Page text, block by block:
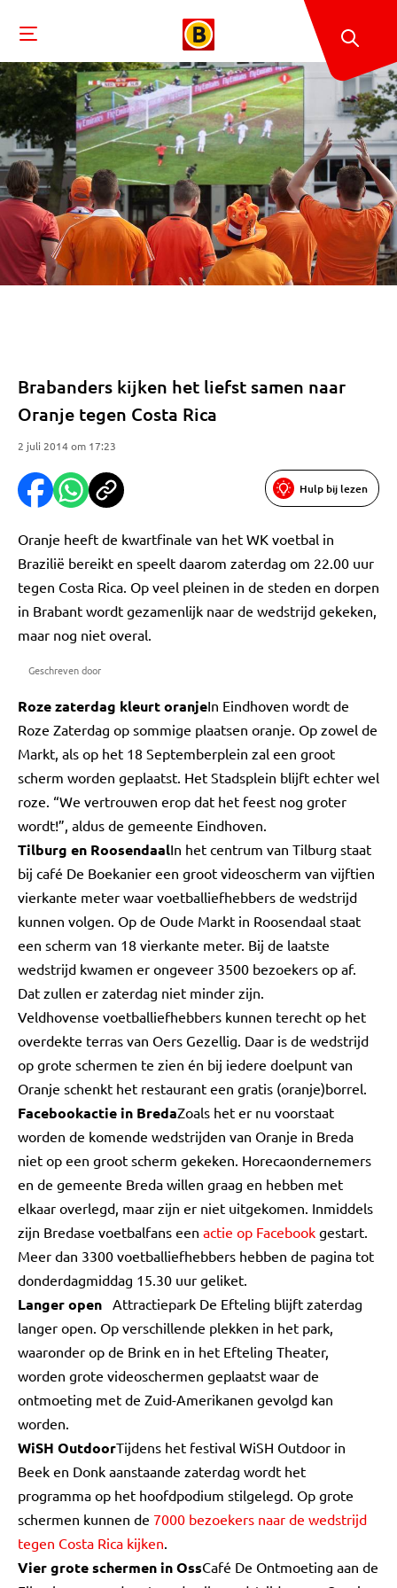
Brabanders kijken het liefst samen naar
Oranje tegen Costa Rica
2 juli 2014 om 17:23
Hulp bij lezen
Oranje heeft de kwartfinale van het WK voetbal in
Brazilië bereikt en speelt daarom zaterdag om 22.00 uur
tegen Costa Rica. Op veel pleinen in de steden en dorpen
in Brabant wordt gezamenlijk naar de wedstrijd gekeken,
maar nog niet overal.
Geschreven door
Roze zaterdag kleurt oranjeIn Eindhoven wordt de
Roze Zaterdag op sommige plaatsen oranje. Op zowel de
Markt, als op het 18 Septemberplein zal een groot
scherm worden geplaatst. Het Stadsplein blijft echter wel
roze. “We vertrouwen erop dat het feest nog groter
wordt!”, aldus de gemeente Eindhoven.
Tilburg en RoosendaalIn het centrum van Tilburg staat
bij café De Boekanier een groot videoscherm van vijftien
vierkante meter waar voetballiefhebbers de wedstrijd
kunnen volgen. Op de Oude Markt in Roosendaal staat
een scherm van 18 vierkante meter. Bij de laatste
wedstrijd kwamen er ongeveer 3500 bezoekers op af.
Dat zullen er zaterdag niet minder zijn.
Veldhovense voetballiefhebbers kunnen terecht op het
overdekte terras van Oers Gezellig. Daar is de wedstrijd
op grote schermen te zien én bij iedere doelpunt van
Oranje schenkt het restaurant een gratis (oranje)borrel.
Facebookactie in BredaZoals het er nu voorstaat
worden de komende wedstrijden van Oranje in Breda
niet op een groot scherm gekeken. Horecaondernemers
en de gemeente Breda willen graag en hebben met
elkaar overlegd, maar zijn er niet uitgekomen. Inmiddels
zijn Bredase voetbalfans een actie op Facebook gestart.
Meer dan 3300 voetballiefhebbers hebben de pagina tot
donderdagmiddag 15.30 uur geliket.
Langer open Attractiepark De Efteling blijft zaterdag
langer open. Op verschillende plekken in het park,
waaronder op de Brink en in het Efteling Theater,
worden grote videoschermen geplaatst waar de
ontmoeting met de Zuid-Amerikanen gevolgd kan
worden.
WiSH OutdoorTijdens het festival WiSH Outdoor in
Beek en Donk aanstaande zaterdag wordt het
programma op het hoofdpodium stilgelegd. Op grote
schermen kunnen de 7000 bezoekers naar de wedstrijd
tegen Costa Rica kijken.
Vier grote schermen in OssCafé De Ontmoeting aan de